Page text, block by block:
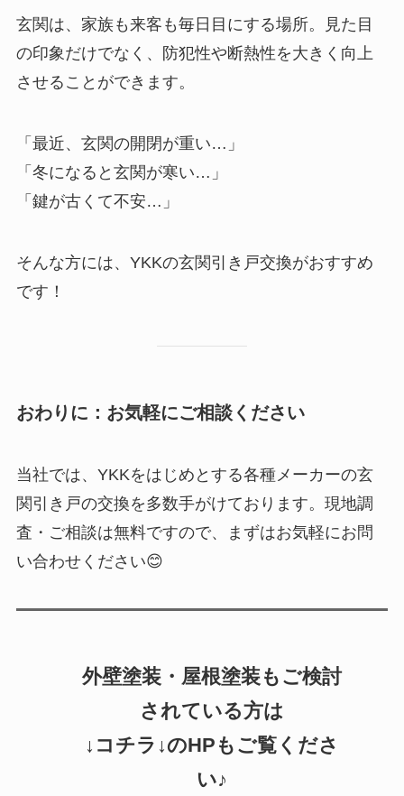
玄関は、家族も来客も毎日目にする場所。見た目
の印象だけでなく、防犯性や断熱性を大きく向上
させることができます。
「最近、玄関の開閉が重い…」
「冬になると玄関が寒い…」
「鍵が古くて不安…」
そんな方には、YKKの玄関引き戸交換がおすすめ
です！
おわりに：お気軽にご相談ください
当社では、YKKをはじめとする各種メーカーの玄
関引き戸の交換を多数手がけております。現地調
査・ご相談は無料ですので、まずはお気軽にお問
い合わせください😊
外壁塗装・屋根塗装もご検討
されている方は
↓コチラ↓のHPもご覧くださ
い♪